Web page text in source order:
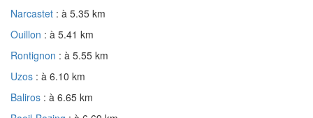
Narcastet : à 5.35 km
Ouillon : à 5.41 km
Rontignon : à 5.55 km
Uzos : à 6.10 km
Baliros : à 6.65 km